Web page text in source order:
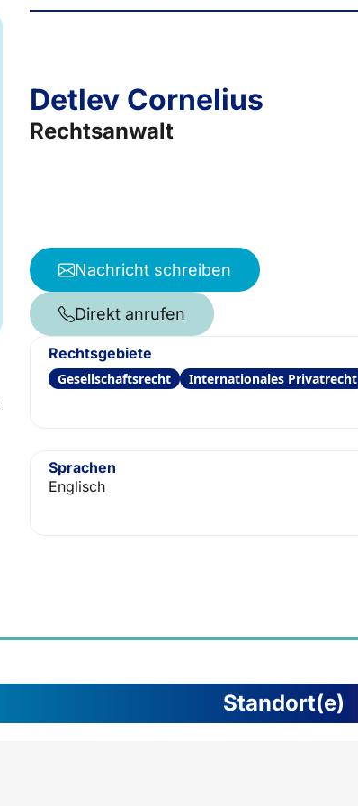
Detlev Cornelius
Rechtsanwalt
Nachricht schreiben
Direkt anrufen
Rechtsgebiete
Gesellschaftsrecht Internationales Privatrecht
Sprachen
Englisch
Standort(e)